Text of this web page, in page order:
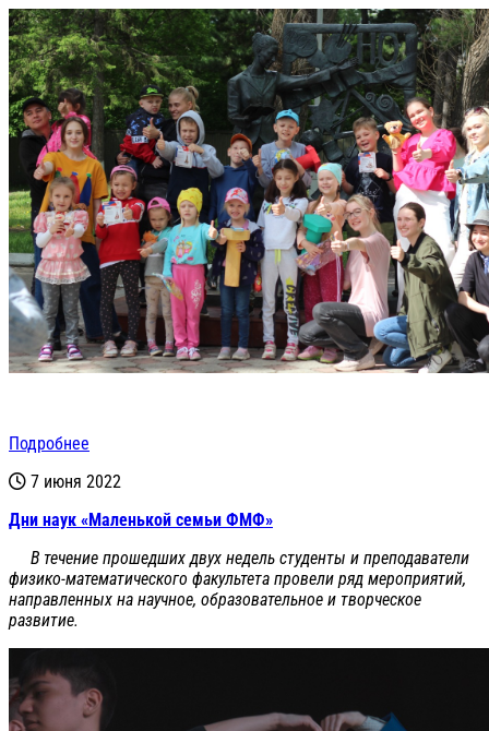
Подробнее
7 июня 2022
Дни наук «Маленькой семьи ФМФ»
В течение прошедших двух недель студенты и преподаватели
физико-математического факультета провели ряд мероприятий,
направленных на научное, образовательное и творческое
развитие.